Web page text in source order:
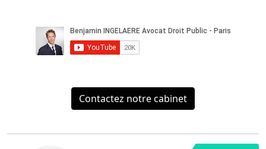
Contactez notre cabinet